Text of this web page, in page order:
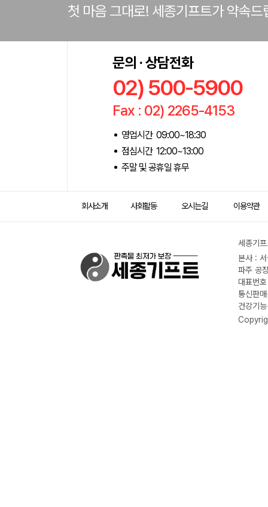
첫 마음 그대로! 세종기프트가 약속드
문의 · 상담전화
02) 500-5900
Fax : 02) 2265-4153
영업시간 09:00~18:30
점심시간 12:00~13:00
주말 및 공휴일 휴무
회사소개 사회활동 오시는길 이용약관
세종기
본사 :
파주 공
대표번
통신판
건강기